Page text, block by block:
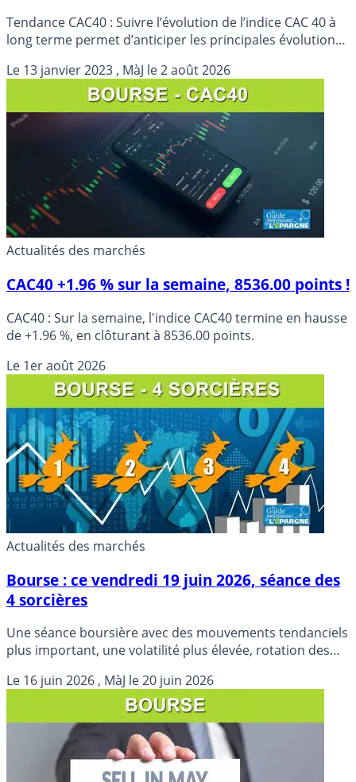
Tendance CAC40 : Suivre l’évolution de l’indice CAC 40 à
long terme permet d’anticiper les principales évolutions
Le 13 janvier 2023, MàJ le2 août 2026
Actualités des marchés
CAC40 +1.96 % sur la semaine, 8536.00 points !
CAC40 : Sur la semaine, l'indice CAC40 termine en hausse
de +1.96 %, en clôturant à 8536.00 points.
Le 1er août 2026
Actualités des marchés
Bourse : ce vendredi 19 juin 2026, séance des
4 sorcières
Une séance boursière avec des mouvements tendanciels
plus important, une volatilité plus élevée, rotation des
4 sorcières pour leur faire peur ?
Le 16 juin 2026 , MàJ le20 juin 2026